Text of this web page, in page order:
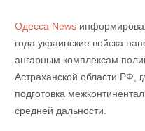
Одесса News
года украинские войска
ангарным комплексам
Астраханской области РФ,
подготовка
средней дальности.